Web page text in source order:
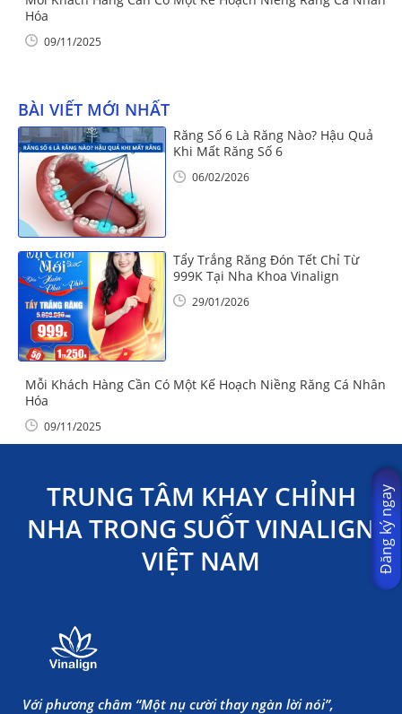
Hóa
09/11/2025
BÀI VIẾT MỚI NHẤT
Răng Số 6 Là Răng Nào? Hậu Quả
Khi Mất Răng Số 6
06/02/2026
Tẩy Trắng Răng Đón Tết Chỉ Từ
999K Tại Nha Khoa Vinalign
29/01/2026
Mỗi Khách Hàng Cần Có Một Kế Hoạch Niềng Răng Cá Nhân
Hóa
09/11/2025
TRUNG TÂM KHAY CHỈNH
NHA TRONG SUỐT VINALIGN
VIỆT NAM
Với phương châm “Một nụ cười thay ngàn lời nói”,
Đăng ký ngay